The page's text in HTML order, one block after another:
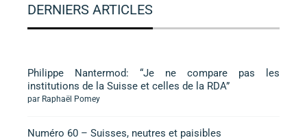
DERNIERS ARTICLES
Philippe Nantermod: “Je ne compare pas les
institutions de la Suisse et celles de la RDA”
par Raphaël Pomey
Numéro 60 – Suisses, neutres et paisibles